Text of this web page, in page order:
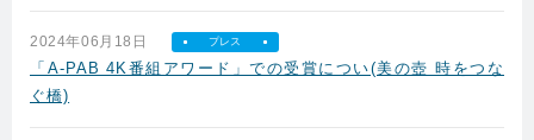
2024年06月18日 プレス
「A-PAB 4K番組アワード」での受賞につい(美の壺 時をつな
ぐ橋)